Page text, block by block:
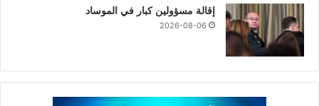
إقالة مسؤولين كبار في الموساد
2026-08-06